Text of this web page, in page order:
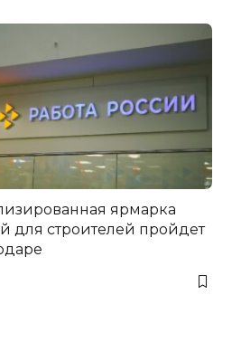
ярмарка
для строителей пройдет